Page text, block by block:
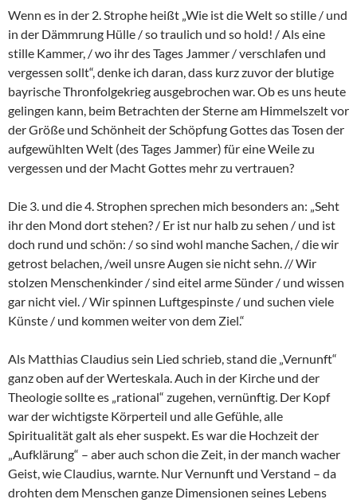
Wenn es in der 2. Strophe heißt „Wie ist die Welt so stille / und
in der Dämmrung Hülle / so traulich und so hold! / Als eine
stille Kammer, / wo ihr des Tages Jammer / verschlafen und
vergessen sollt“, denke ich daran, dass kurz zuvor der blutige
bayrische Thronfolgekrieg ausgebrochen war. Ob es uns heute
gelingen kann, beim Betrachten der Sterne am Himmelszelt vor
der Größe und Schönheit der Schöpfung Gottes das Tosen der
aufgewühlten Welt (des Tages Jammer) für eine Weile zu
vergessen und der Macht Gottes mehr zu vertrauen?
Die 3. und die 4. Strophen sprechen mich besonders an: „Seht
ihr den Mond dort stehen? / Er ist nur halb zu sehen / und ist
doch rund und schön: / so sind wohl manche Sachen, / die wir
getrost belachen, /weil unsre Augen sie nicht sehn. // Wir
stolzen Menschenkinder / sind eitel arme Sünder / und wissen
gar nicht viel. / Wir spinnen Luftgespinste / und suchen viele
Künste / und kommen weiter von dem Ziel.“
Als Matthias Claudius sein Lied schrieb, stand die „Vernunft“
ganz oben auf der Werteskala. Auch in der Kirche und der
Theologie sollte es „rational“ zugehen, vernünftig. Der Kopf
war der wichtigste Körperteil und alle Gefühle, alle
Spiritualität galt als eher suspekt. Es war die Hochzeit der
„Aufklärung“ – aber auch schon die Zeit, in der manch wacher
Geist, wie Claudius, warnte. Nur Vernunft und Verstand – da
drohten dem Menschen ganze Dimensionen seines Lebens